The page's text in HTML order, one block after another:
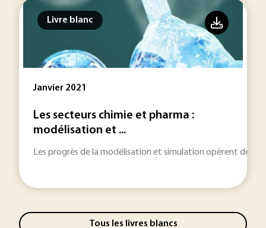
Livre blanc
Janvier 2021
Les secteurs chimie et pharma :
modélisation et ...
Les progrès de la modélisation et simulation opèrent des
Tous les livres blancs